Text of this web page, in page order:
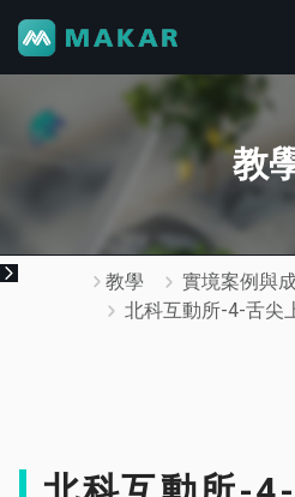
教
教學
實境案例與
北科互動所-4-舌尖